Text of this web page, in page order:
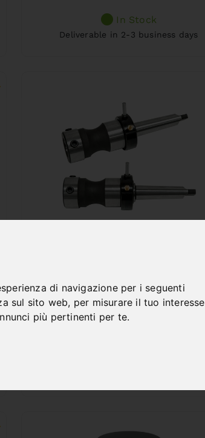
di navigazione per i seguenti
sul sito web, per misurare il tuo interesse
più pertinenti per te.
In Stock
Deliverable in 2-3 business days
5 / WELDON 32 MM
Art. No. : 53-1093
186,00 €